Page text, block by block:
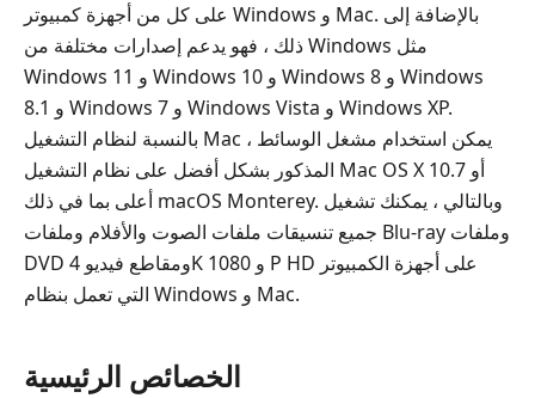
على كل من أجهزة كمبيوتر Windows و Mac. بالإضافة إلى
ذلك ، فهو يدعم إصدارات مختلفة من Windows مثل
Windows 11 و Windows 10 و Windows 8 و Windows
8.1 و Windows 7 و Windows Vista و Windows XP.
بالنسبة لنظام التشغيل Mac ، يمكن استخدام مشغل الوسائط
المذكور بشكل أفضل على نظام التشغيل Mac OS X 10.7 أو
أعلى بما في ذلك macOS Monterey. وبالتالي ، يمكنك تشغيل
جميع تنسيقات ملفات الصوت والأفلام وملفات Blu-ray وملفات
DVD ومقاطع فيديو 4K و 1080 P HD على أجهزة الكمبيوتر
التي تعمل بنظام Windows و Mac.
الخصائص الرئيسية